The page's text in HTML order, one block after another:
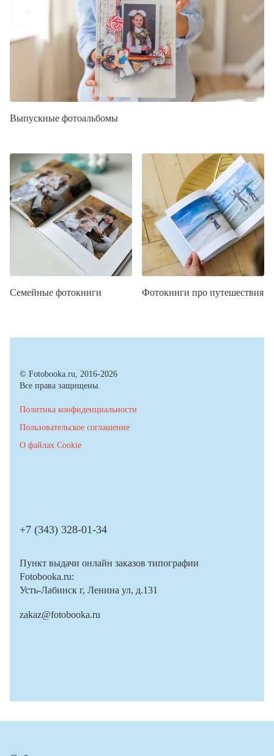
Выпускные фотоальбомы
Семейные фотокниги Фотокниги про путешествия
© Fotobooka.ru, 2016-2026
Все права защищены.
Политика конфиденциальности
Пользовательское соглашение
О файлах Cookie
+7 (343) 328-01-34
Пункт выдачи онлайн заказов типографии
Fotobooka.ru:
Усть-Лабинск г, Ленина ул, д.131
zakaz@fotobooka.ru